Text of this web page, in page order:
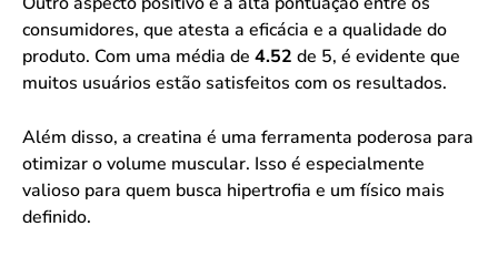
consumidores, que atesta a eficácia e a qualidade do
produto. Com uma média de 4.52 de 5, é evidente que
muitos usuários estão satisfeitos com os resultados.
Além disso, a creatina é uma ferramenta poderosa para
otimizar o volume muscular. Isso é especialmente
valioso para quem busca hipertrofia e um físico mais
definido.